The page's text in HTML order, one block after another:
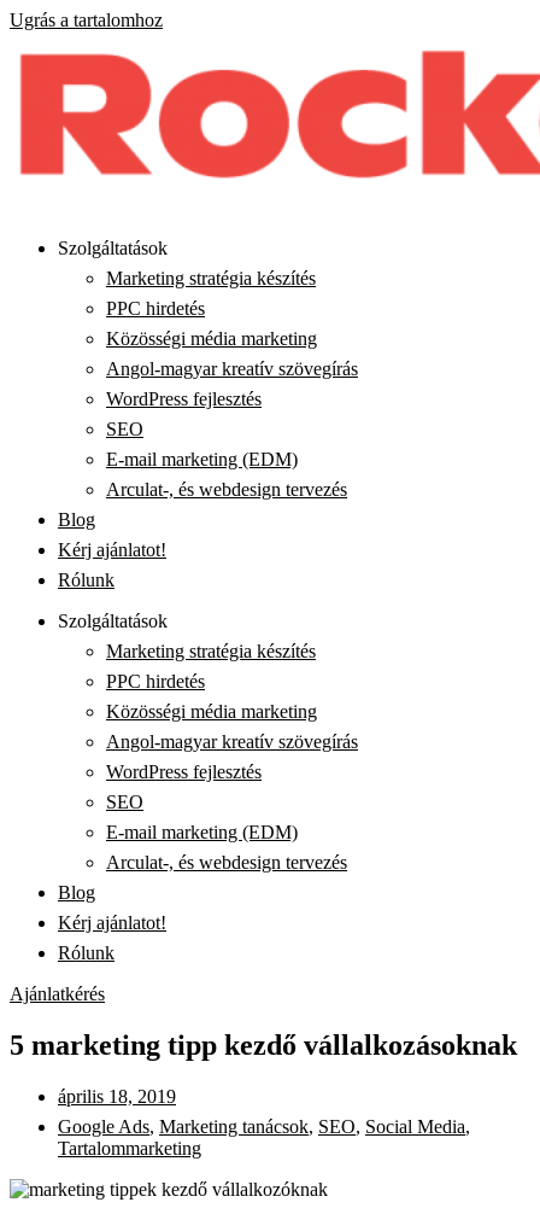
Ugrás a tartalomhoz
Szolgáltatások
Marketing stratégia készítés
PPC hirdetés
Közösségi média marketing
Angol-magyar kreatív szövegírás
WordPress fejlesztés
SEO
E-mail marketing (EDM)
Arculat-, és webdesign tervezés
Blog
Kérj ajánlatot!
Rólunk
Szolgáltatások
Marketing stratégia készítés
PPC hirdetés
Közösségi média marketing
Angol-magyar kreatív szövegírás
WordPress fejlesztés
SEO
E-mail marketing (EDM)
Arculat-, és webdesign tervezés
Blog
Kérj ajánlatot!
Rólunk
Ajánlatkérés
5 marketing tipp kezdő vállalkozásoknak
április 18, 2019
Google Ads, Marketing tanácsok, SEO, Social Media,
Tartalommarketing